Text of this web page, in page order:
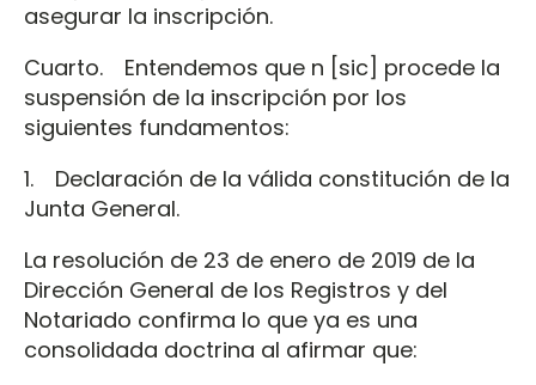
asegurar la inscripción.
Cuarto. Entendemos que n [sic] procede la
suspensión de la inscripción por los
siguientes fundamentos:
1. Declaración de la válida constitución de la
Junta General.
La resolución de 23 de enero de 2019 de la
Dirección General de los Registros y del
Notariado confirma lo que ya es una
consolidada doctrina al afirmar que: